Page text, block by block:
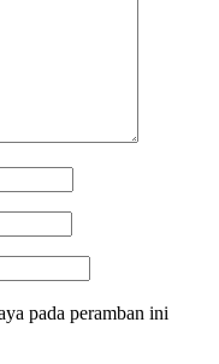
pada peramban ini